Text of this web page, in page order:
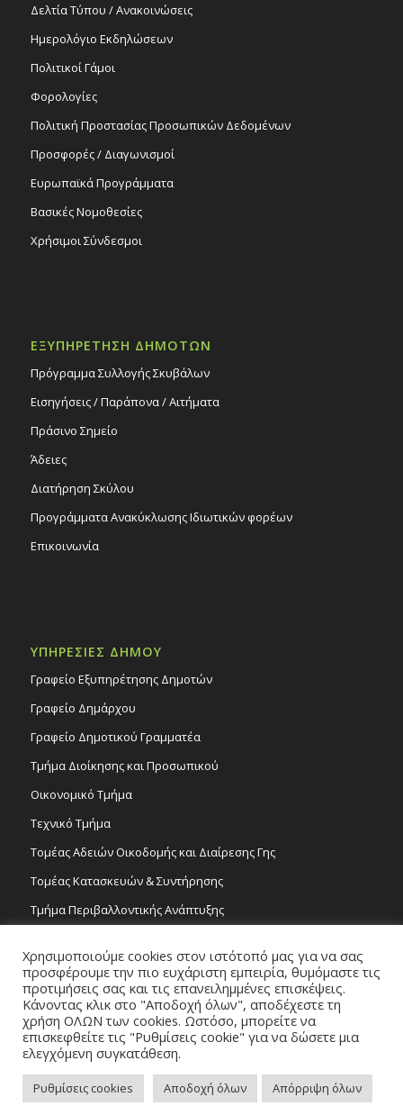
Δελτία Τύπου / Ανακοινώσεις
Ημερολόγιο Εκδηλώσεων
Πολιτικοί Γάμοι
Φορολογίες
Πολιτική Προστασίας Προσωπικών Δεδομένων
Προσφορές / Διαγωνισμοί
Ευρωπαϊκά Προγράμματα
Βασικές Νομοθεσίες
Χρήσιμοι Σύνδεσμοι
ΕΞΥΠΗΡΕΤΗΣΗ ΔΗΜΟΤΩΝ
Πρόγραμμα Συλλογής Σκυβάλων
Εισηγήσεις / Παράπονα / Αιτήματα
Πράσινο Σημείο
Άδειες
Διατήρηση Σκύλου
Προγράμματα Ανακύκλωσης Ιδιωτικών φορέων
Επικοινωνία
ΥΠΗΡΕΣΙΕΣ ΔΗΜΟΥ
Γραφείο Εξυπηρέτησης Δημοτών
Γραφείο Δημάρχου
Γραφείο Δημοτικού Γραμματέα
Τμήμα Διοίκησης και Προσωπικού
Οικονομικό Τμήμα
Τεχνικό Τμήμα
Τομέας Αδειών Οικοδομής και Διαίρεσης Γης
Τομέας Κατασκευών & Συντήρησης
Τμήμα Περιβαλλοντικής Ανάπτυξης
Τομέας Γραμμάτων και Τεχνών
Τροχονομία
Χρησιμοποιούμε cookies στον ιστότοπό μας για να σας
προσφέρουμε την πιο ευχάριστη εμπειρία, θυμόμαστε τις
προτιμήσεις σας και τις επανειλημμένες επισκέψεις.
Κάνοντας κλικ στο "Αποδοχή όλων", αποδέχεστε τη
χρήση ΟΛΩΝ των cookies. Ωστόσο, μπορείτε να
επισκεφθείτε τις "Ρυθμίσεις cookie" για να δώσετε μια
ελεγχόμενη συγκατάθεση.
Ρυθμίσεις cookies Αποδοχή όλων Απόρριψη όλων